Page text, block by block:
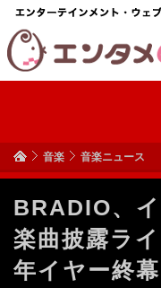
音楽 音楽ニュース
BRADIO、
楽曲披露ラ
年イヤー終